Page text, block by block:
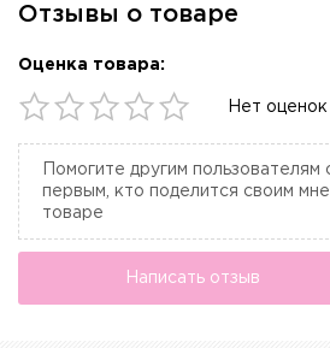
Отзывы о товаре
Оценка товара:
Нет оценок
Помогите другим
первым, кто поделится своим
товаре
Написать отзыв